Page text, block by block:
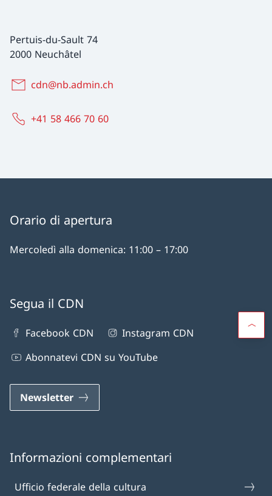
Pertuis-du-Sault 74
2000 Neuchâtel
cdn@nb.admin.ch
+41 58 466 70 60
Orario di apertura
Mercoledì alla domenica: 11:00 – 17:00
Segua il CDN
Facebook CDN
Instagram CDN
Abonnatevi CDN su YouTube
Newsletter
Informazioni complementari
Ufficio federale della cultura